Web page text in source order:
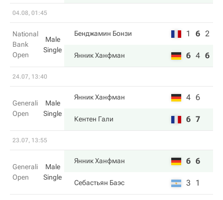
04.08, 01:45
National
Bank
Open
Male
Single
Бенджамин Бонзи 1 6 2
Янник Ханфман 6 4 6
24.07, 13:40
Generali
Open
Male
Single
Янник Ханфман 4 6
Кентен Гали 6 7
23.07, 13:55
Generali
Open
Male
Single
Янник Ханфман 6 6
Себастьян Баэс 3 1